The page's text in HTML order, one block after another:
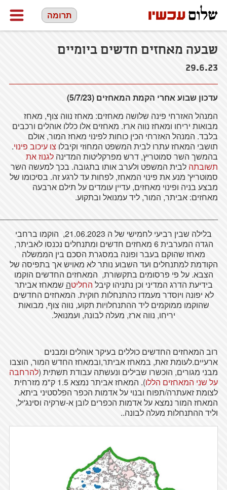
תרומה
שבעה מאחזים חדשים ביומיים
29.6.23
עדכון שבוע אחרי הקמת המאחזים (5/7/23)
המנהל האזרחי פינה שלושה מאחזים: מאחז נווה צוף, מאחז
מבואות יריחו ומאחז נווה ארז. מאחזים אלו כללו אוהלים ורכבים
בלבד. המנהל האזרחי הכין כוחות לפינוי מאחז המור, אולם
תושבי המאחז עתרו לבית המשפט המחוזי וקיבלו צו עיכוב פינוי.
בהמשך השר סמוטריץ, דרש מפרקליטות המדינה לגנוז את
תשובתה לבית המשפט ולערב אותו בתגובה. בכך למעשה השר
סמוטריץ' מנע את פינוי המאחז, לפחות עד לרגע זה. בסיכומו של
מבצע בניה ופינוי מאחזים, עדיין עומדים על תילם ארבעה
מאחזים: אביתר, המור, ליד עמנואל ובתקוע.
בלילה שבין רביעי לחמישי של ה 21.06.2023, הוקמו ברחבי
הגדה המערבית 6 מאחזים חדשים ומתנחלים נכנסו לאביתר,
מאחז שהוקם בעבר ופונה במסגרת הסכם בין הממשלה
הקודמת למתנחלים ועד השבוע נותר לא מאויש אך בתפיסה של
הצבא. על פי פרסומים בתקשורת, המאחזים החדשים הוקמו
בידיעת הדרג המדיני וכן נתניהו קיבל החליטה שמאחז אביתר
לא יפונה ויוסדר מעמדו כהתנחלות חוקית. המאחזים החדשים
שהוקמו ממוקמים ליד ההתנחלויות תקוע, נווה צוף, מבואות
יריחו, נווה ארז, מעלה לבונה, ועמנואל.
רוב המאחזים החדשים כוללים בעיקר אוהלים ומבנים
ארעיים.לעומת זאת, במאחז אביתר,ובמאחז החדש המור, הוצבו
מבני מגורים, הוכשרו שבילים ונעשתה עבודת תשתית (להרחבה
על שני המאחזים הללו
). המאחז אביתר נמצא 1.5 ק"מ מזרחית
לצומת זאעתרה/תפוח ובנוי על אדמות הכפר הפלסטיני ביתא.
המאחז המור נמצא על אדמות הכפרים לובן א-שרקיה וסינג'יל,
וליד ההתנחלות מעלה לבונה..